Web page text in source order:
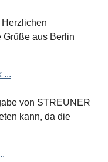
Herzlichen
Grüße aus Berlin
...
von STREUNER
kann, da die